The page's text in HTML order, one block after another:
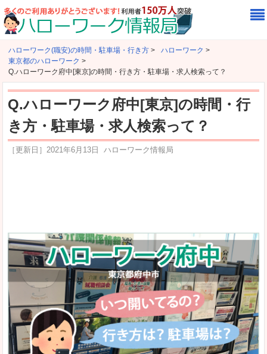
ハローワーク(職安)の時間・駐車場・行き方 > ハローワーク >
東京都のハローワーク >
Q.ハローワーク府中[東京]の時間・行き方・駐車場・求人検索って？
Q.ハローワーク府中[東京]の時間・行
き方・駐車場・求人検索って？
［更新日］ 2021年6月13日 ハローワーク情報局